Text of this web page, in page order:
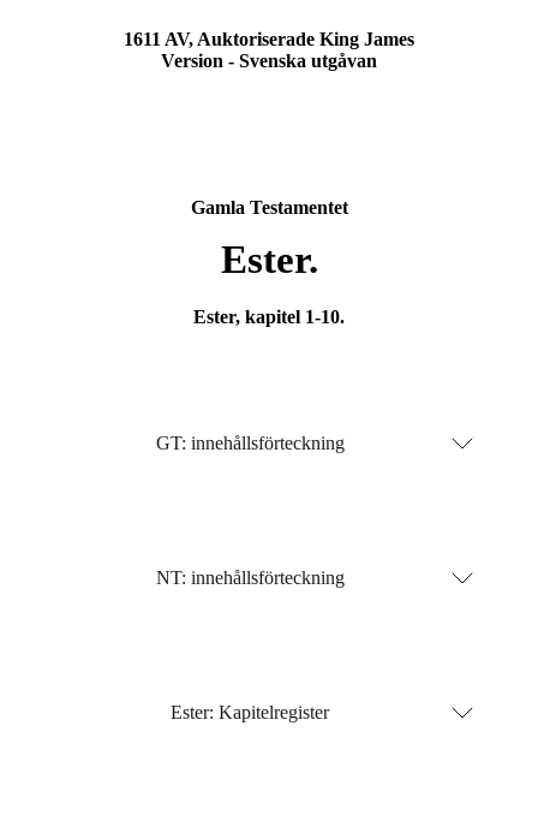
1611 AV, Auktoriserade King James
Version - Svenska utgåvan
Gamla Testamentet
Ester.
Ester, kapitel 1-10.
GT: innehållsförteckning
NT: innehållsförteckning
Ester: Kapitelregister